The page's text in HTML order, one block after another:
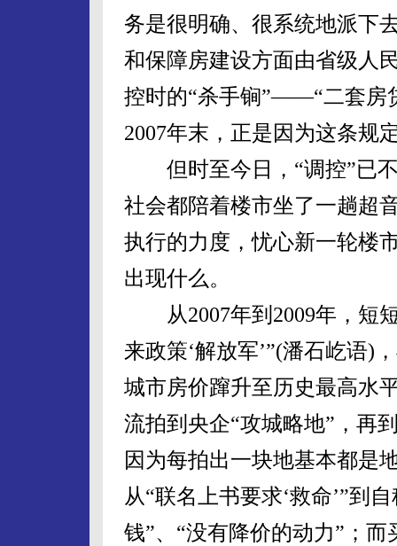
务是很明确、很系统地派下
和保障房建设方面由省级人
控时的“杀手锏”——“二套房
2007年末，正是因为这条规
但时至今日，“调控”已不
社会都陪着楼市坐了一趟超
执行的力度，忧心新一轮楼
出现什么。
从2007年到2009年，短短
来政策‘解放军’”(潘石屹语)
城市房价蹿升至历史最高水
流拍到央企“攻城略地”，再
因为每拍出一块地基本都是
从“联名上书要求‘救命’”到
钱”、“没有降价的动力”；